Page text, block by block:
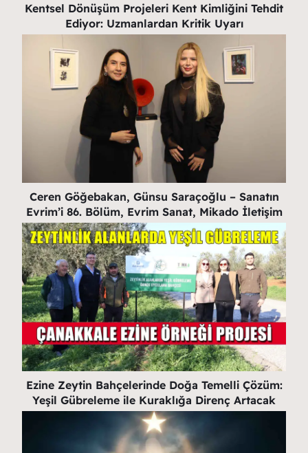
Kentsel Dönüşüm Projeleri Kent Kimliğini Tehdit
Ediyor: Uzmanlardan Kritik Uyarı
Ceren Göğebakan, Günsu Saraçoğlu – Sanatın
Evrim’i 86. Bölüm, Evrim Sanat, Mikado İletişim
Ezine Zeytin Bahçelerinde Doğa Temelli Çözüm:
Yeşil Gübreleme ile Kuraklığa Direnç Artacak